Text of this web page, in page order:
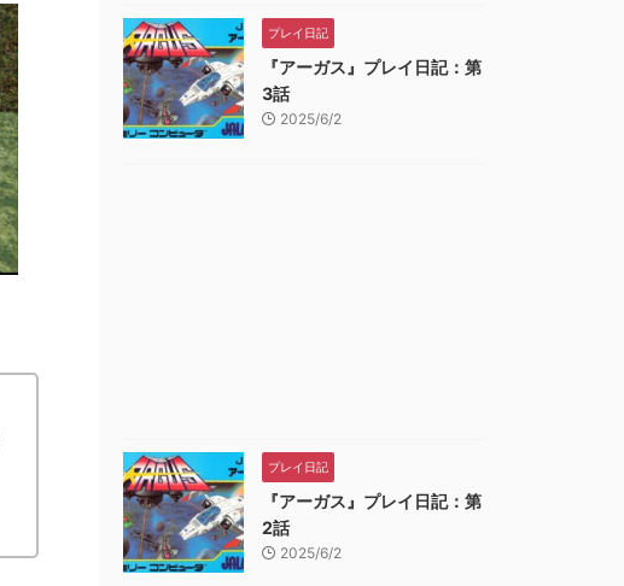
プレイ日記
『アーガス』プレイ日記：第
3話
2025/6/2
プレイ日記
『アーガス』プレイ日記：第
2話
2025/6/2